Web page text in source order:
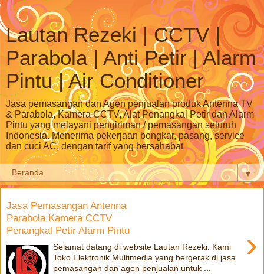
Lautan Rezeki | CCTV |
Parabola | Anti Petir | Alarm
Pintu | Air Conditioner
Jasa pemasangan dan Agen penjualan produk Antenna TV
& Parabola, Kamera CCTV, Alat Penangkal Petir dan Alarm
Pintu yang melayani pengiriman / pemasangan seluruh
Indonesia. Menerima pekerjaan bongkar, pasang, service
dan cuci AC, dengan tarif yang bersahabat
▼
Jasa Pemasangan Antenna
Parabola Kamera CCTV
Penangkal Petir Alarm Pintu
›
Selamat datang di website Lautan Rezeki. Kami
Toko Elektronik Multimedia yang bergerak di jasa
pemasangan dan agen penjualan untuk ...